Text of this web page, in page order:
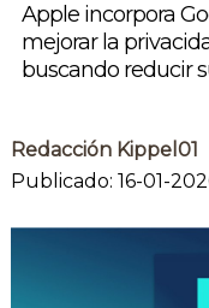
Apple incorpora
mejorar la
buscando reducir
Redacción Kippel01
Publicado: 16-01-